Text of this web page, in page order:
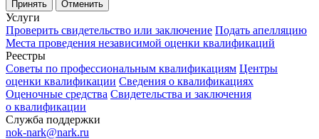
Принять Отменить
Услуги
Проверить свидетельство или заключение Подать апелляцию
Места проведения независимой оценки квалификаций
Реестры
Советы по профессиональным квалификациям Центры
оценки квалификации Сведения о квалификациях
Оценочные средства Свидетельства и заключения
о квалификации
Служба поддержки
nok-nark@nark.ru